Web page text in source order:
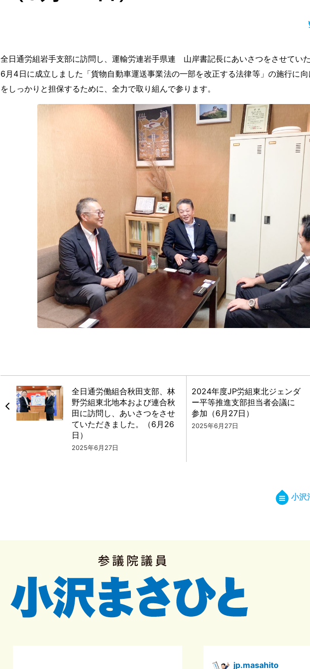
全日通労組岩手支部に訪問し、運輸労連岩手県連 山岸書記長にあいさつをさせていた
6月4日に成立しました「貨物自動車運送事業法の一部を改正する法律等」の施行に
をしっかりと担保するために、全力で取り組んで参ります。
全日通労働組合秋田支部、林
野労組東北地本および連合秋
田に訪問し、あいさつをさせ
ていただきました。（6月26
日）
2025年6月27日
2024年度JP労組東北ジェンダ
ー平等推進支部担当者会議に
参加（6月27日）
2025年6月27日
小沢
jp.masahito